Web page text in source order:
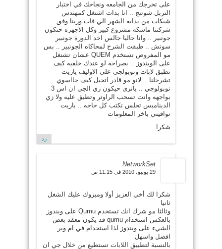
على تخرجك من الجامعه ونجاحك في اختبار
التربل شوتنج .. انا بدات اشتغل كمهندس
شبكات من بدايه الشهر الي فات وربنا وفق
شركتنا ماسكه مشروع كبير وكل الاجهزه حتكون
جونبير .. وانا حاليا جالس اخد الدورة جونبير
سوتش .. طبقت الشرح لمحاكاه الجونبير .. بس
مو المفروض تستخدم QUEM عشان تشتغل
على الويندوز .. بصراحه لو عندك خلفيه كيف
تطبق لابات وتوبولجي على الاوليف ياريت
تشرحلنا .. لانو مو قادر اتخيل كيف حااسوي
توبولوجي .. ياترى حيكون زي الجي ان اس 3
بواجهه وانت تسحب الراوتر وتطبق عليه ولا زي
الدينامبس تجلس تكتب كل حاجه .. ياريت
توافيني باخر المعلومات
شكرا
رد
NetworkSet
29 يونيو، 2010 في 11:15 ص
شكرا لك أخي العزيز أولا ومبروك عليك الشغل
ثانيا
وثالثا مو شرك انك تستخدم Qumu على ويندوز
بالعكس استخدام qumu قد يكون معقد بعض
الشيء على ويندوز لذا استخدام في ام وير
افضل واسهل
بالنسبة لتطبيق اللابات تستطيع من خلال جي ان